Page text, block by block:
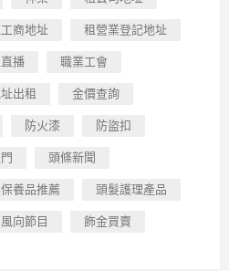
商地址 租營業登記地址
播 職業工會
出租 金價查詢
防火漆 防盜扣
頭條新聞
養品推薦 頭髮護理產品
風向節目 飾金買賣